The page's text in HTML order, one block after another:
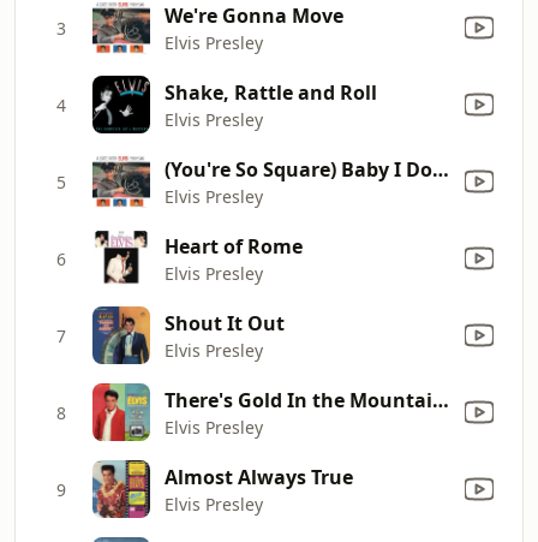
3 We're Gonna Move
Elvis Presley
4 Shake, Rattle and Roll
Elvis Presley
5 (You're So Square) Baby I Don't Care
Elvis Presley
6 Heart of Rome
Elvis Presley
7 Shout It Out
Elvis Presley
8 There's Gold In the Mountains
Elvis Presley
9 Almost Always True
Elvis Presley